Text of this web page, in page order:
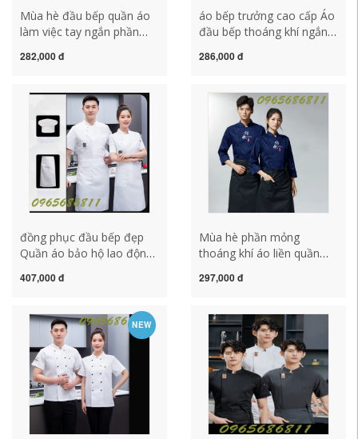
Mùa hè đầu bếp quần áo
làm việc tay ngắn phần
phục vụ căng tin khách
bếp thực phẩm phương
tây quần áo làm việc dong
phuc dau bep quần áo đầu
bếp cho bé
282,000 đ
áo bếp trưởng cao cấp Áo
đầu bếp thoáng khí ngắn
tin khách sạn nhà bếp
tùy chỉnh quần áo làm việc
dong phuc bep nha hang
áo bếp may sẵn
286,000 đ
đồng phục đầu bếp đẹp
Quần áo bảo hộ lao động
Mỏng Phần phục vụ ăn
Quần áo bảo hộ lao động
đầu bếp khách sạn mùa
hè Quần áo bảo hộ lao
động nhà bếp nam quần
áo nhà bếp trang phục
đầu bếp
407,000 đ
Mùa hè phần mỏng
thoáng khí áo liền quần
uống nhà hàng quán ăn
đầu bếp dài tay quần bếp
quần áo nhà bếp
297,000 đ
NEW